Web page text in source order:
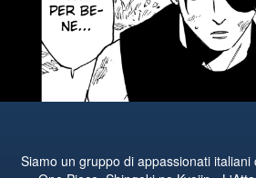
Siamo un gruppo di appassionati